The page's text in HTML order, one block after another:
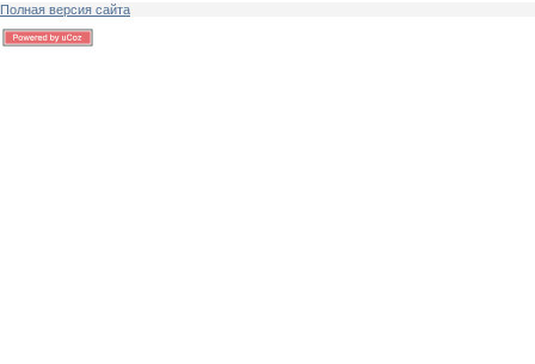
Полная версия сайта